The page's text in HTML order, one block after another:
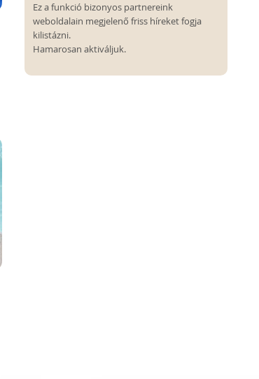
Ez a funkció bizonyos partnereink
weboldalain megjelenő friss híreket fogja
kilistázni.
Hamarosan aktiváljuk.